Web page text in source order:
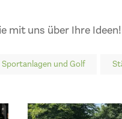
mit uns über Ihre Ideen!
Sportanlagen und Golf